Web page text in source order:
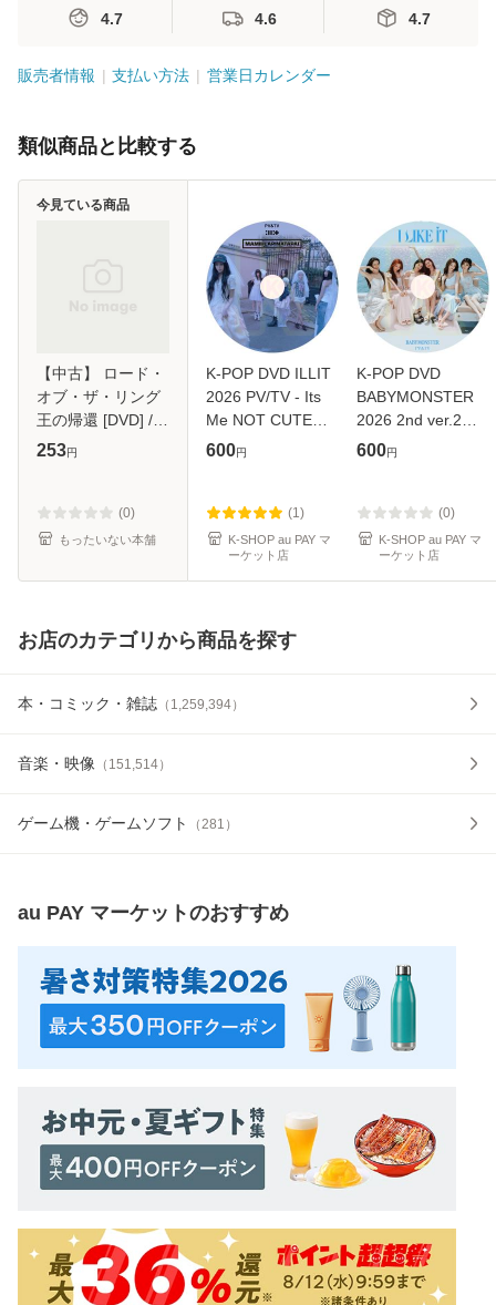
4.7 4.6 4.7
販売者情報 支払い方法 営業日カレンダー
類似商品と比較する
【中古】 ロード・
オブ・ザ・リング
王の帰還 [DVD] /
日本ヘラルド映画
253円
(0)
もったいない本舗
今見ている商品
K-POP DVD ILLIT
2026 PV/TV - Its
Me NOT CUTE
ANYMORE
Chocolate Cherish
Tick-Tack Cherish
Magnetic -
600円
(1)
K-SHOP au PAY マ
ーケット店
K-POP DVD
BABYMONSTER
2026 2nd ver.2
PV/TV - I LIKE IT
WE GO UP HOT
SAUCE Love In
My Heart DRIP
CLIK C
600円
(0)
K-SHOP au PAY マ
ーケット店
お店のカテゴリから商品を探す
本・コミック・雑誌 （ 1,259,394）
音楽・映像 （ 151,514）
ゲーム機・ゲームソフト （281 ）
au PAY マーケットのおすすめ